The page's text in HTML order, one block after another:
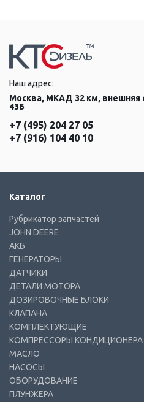
Наш адрес:
Москва, МКАД 32 км, внешняя
43Б
+7 (495) 204 27 05
+7 (916) 104 40 10
Каталог
Рубрикатор запчастей
JOHN DEERE
АКБ
ГЕНЕРАТОРЫ
ДАТЧИКИ
ДЕТАЛИ МОТОРА
ДОЗИРОВОЧНЫЕ БЛОКИ
КЛАПАНА
КОМПЛЕКТУЮЩИЕ
КОМПРЕССОРЫ КОНДИЦИОНЕРА
МАСЛО
НАСОСЫ
ОБОРУДОВАНИЕ
ПЛУНЖЕРА